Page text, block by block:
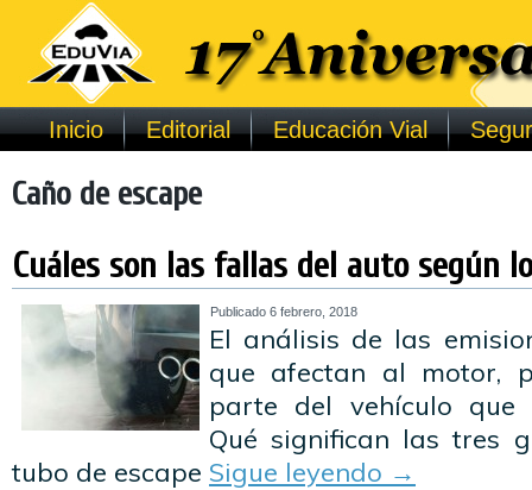
Inicio Editorial Educación Vial
Caño de escape
Cuáles son las fallas del auto según
Publicado 6 febrero, 2018
El análisis de las
que afectan al motor,
parte del vehículo que
Qué significan las tres
tubo de escape Sigue leyendo →